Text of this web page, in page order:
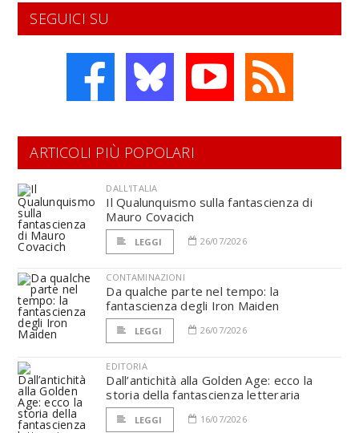
SEGUICI SU
ARTICOLI PIÙ POPOLARI
DALL'ITALIA
Il Qualunquismo sulla fantascienza di
Mauro Covacich
LEGGI 26/07/2026
CONTAMINAZIONI
Da qualche parte nel tempo: la
fantascienza degli Iron Maiden
LEGGI 26/07/2026
EDITORIA
Dall’antichità alla Golden Age: ecco la
storia della fantascienza letteraria
LEGGI 16/07/2026